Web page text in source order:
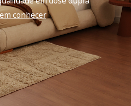
conhecer